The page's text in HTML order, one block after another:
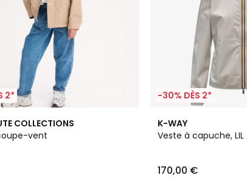
2*
COLLECTIONS
vent
-30% DÈS 2*
K-WAY
Veste à capuche, LIL
170,00 €
3
Couleurs